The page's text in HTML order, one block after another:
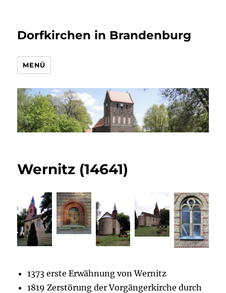
Dorfkirchen in Brandenburg
MENÜ
Wernitz (14641)
1373 erste Erwähnung von Wernitz
1819 Zerstörung der Vorgängerkirche durch